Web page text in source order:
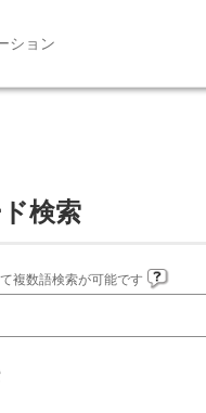
ション
検索
複数語検索が可能です